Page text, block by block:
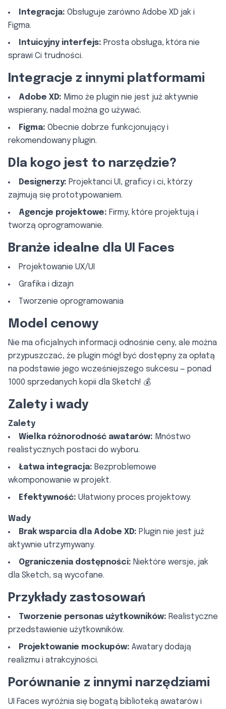
Integracja: Obsługuje zarówno Adobe XD jak i
Figma.
Intuicyjny interfejs: Prosta obsługa, która nie
sprawi Ci trudności.
Integracje z innymi platformami
Adobe XD: Mimo że plugin nie jest już aktywnie
wspierany, nadal można go używać.
Figma: Obecnie dobrze funkcjonujący i
rekomendowany plugin.
Dla kogo jest to narzędzie?
Designerzy: Projektanci UI, graficy i ci, którzy
zajmują się prototypowaniem.
Agencje projektowe: Firmy, które projektują i
tworzą oprogramowanie.
Branże idealne dla UI Faces
Projektowanie UX/UI
Grafika i dizajn
Tworzenie oprogramowania
Model cenowy
Nie ma oficjalnych informacji odnośnie ceny, ale można
przypuszczać, że plugin mógł być dostępny za opłatą
na podstawie jego wcześniejszego sukcesu — ponad
1000 sprzedanych kopii dla Sketch! 💰
Zalety i wady
Zalety
Wielka różnorodność awatarów: Mnóstwo
realistycznych postaci do wyboru.
Łatwa integracja: Bezproblemowe
wkomponowanie w projekt.
Efektywność: Ułatwiony proces projektowy.
Wady
Brak wsparcia dla Adobe XD: Plugin nie jest już
aktywnie utrzymywany.
Ograniczenia dostępności: Niektóre wersje, jak
dla Sketch, są wycofane.
Przykłady zastosowań
Tworzenie personas użytkowników: Realistyczne
przedstawienie użytkowników.
Projektowanie mockupów: Awatary dodają
realizmu i atrakcyjności.
Porównanie z innymi narzędziami
UI Faces wyróżnia się bogatą biblioteką awatarów i